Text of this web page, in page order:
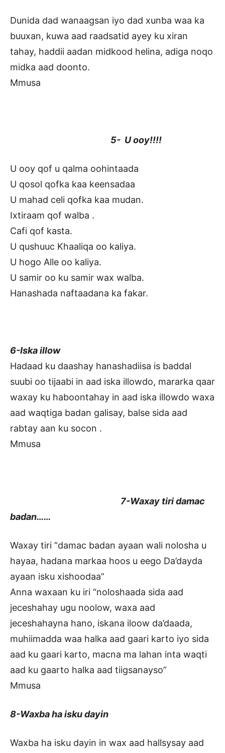
Dunida dad wanaagsan iyo dad xunba waa ka
buuxan, kuwa aad raadsatid ayey ku xiran
tahay, haddii aadan midkood helina, adiga noqo
midka aad doonto.
Mmusa
5- U ooy!!!!
U ooy qof u qalma oohintaada
U qosol qofka kaa keensadaa
U mahad celi qofka kaa mudan.
Ixtiraam qof walba .
Cafi qof kasta.
U qushuuc Khaaliqa oo kaliya.
U hogo Alle oo kaliya.
U samir oo ku samir wax walba.
Hanashada naftaadana ka fakar.
6-Iska illow
Hadaad ku daashay hanashadiisa is baddal
suubi oo tijaabi in aad iska illowdo, mararka qaar
waxay ku haboontahay in aad iska illowdo waxa
aad waqtiga badan galisay, balse sida aad
rabtay aan ku socon .
Mmusa
7-Waxay tiri damac
badan……
Waxay tiri “damac badan ayaan wali nolosha u
hayaa, hadana markaa hoos u eego Da’dayda
ayaan isku xishoodaa”
Anna waxaan ku iri “noloshaada sida aad
jeceshahay ugu noolow, waxa aad
jeceshahayna hano, iskana iloow da’daada,
muhiimadda waa halka aad gaari karto iyo sida
aad ku gaari karto, macna ma lahan inta waqti
aad ku gaarto halka aad tiigsanayso”
Mmusa
8-Waxba ha isku dayin
Waxba ha isku dayin in wax aad hallsysay aad